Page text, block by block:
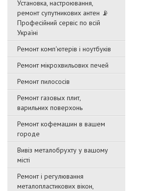
Установка, настроювання,
ремонт супутникових антен 📡
Професійний сервіс по всій
Україні
Ремонт комп'ютерів і ноутбуків
Ремонт мікрохвильових печей
Ремонт пилососів
Ремонт газовых плит,
варильних поверхонь
Ремонт кофемашин в вашем
городе
Вивіз металобрухту у вашому
місті
Ремонт і регулювання
металопластикових вікон,